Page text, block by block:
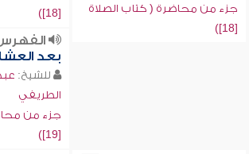
جزء من محاضرة ( كتاب الصلاة
[18])
[18])
بعد
للشيخ:
الطريفي
جزء من
[19])